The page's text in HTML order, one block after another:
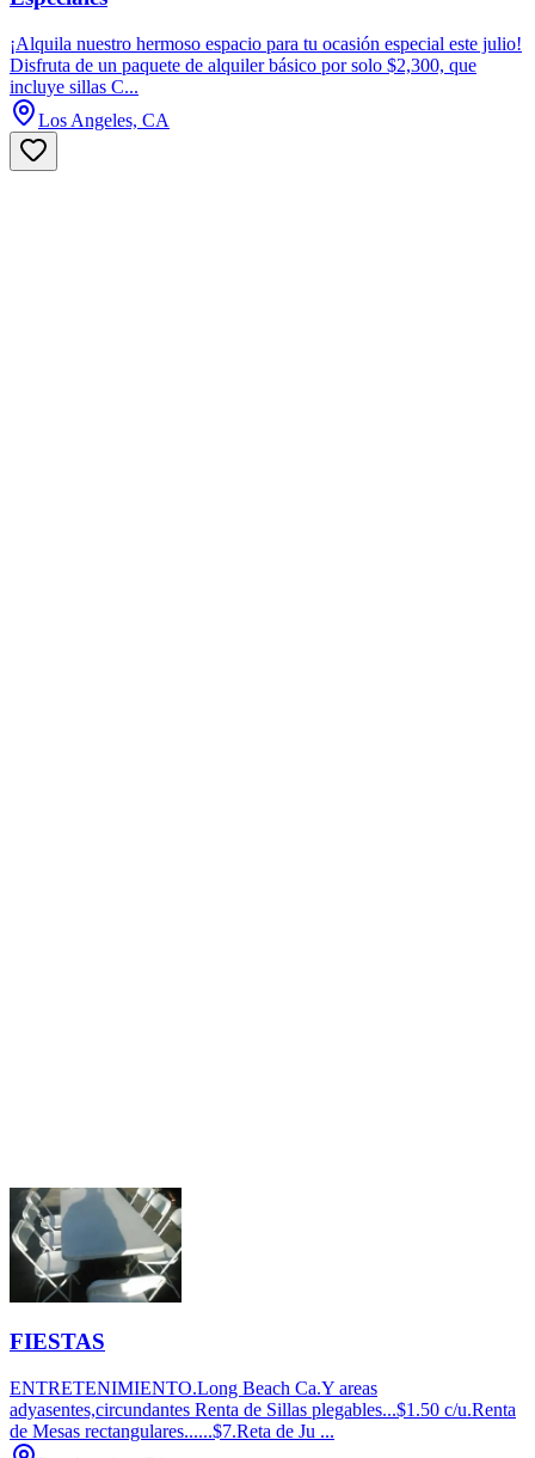
¡Alquila nuestro hermoso espacio para tu ocasión especial este julio!
Disfruta de un paquete de alquiler básico por solo $2,300, que
incluye sillas C...
Los Angeles, CA
FIESTAS
ENTRETENIMIENTO.Long Beach Ca.Y areas
adyasentes,circundantes Renta de Sillas plegables...$1.50 c/u.Renta
de Mesas rectangulares......$7.Reta de Ju ...